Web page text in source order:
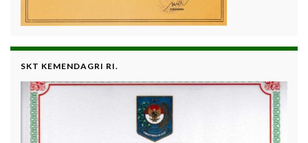
SKT KEMENDAGRI RI.